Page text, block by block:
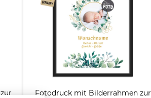
Fotodruck mit Bilderrahmen zur